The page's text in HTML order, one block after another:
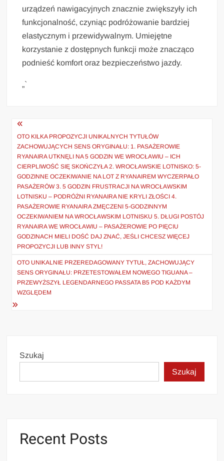
urządzeń nawigacyjnych znacznie zwiększyły ich
funkcjonalność, czyniąc podróżowanie bardziej
elastycznym i przewidywalnym. Umiejętne
korzystanie z dostępnych funkcji może znacząco
podnieść komfort oraz bezpieczeństwo jazdy.
„`
Nawigacja
wpisu
OTO KILKA PROPOZYCJI UNIKALNYCH TYTUŁÓW
ZACHOWUJĄCYCH SENS ORYGINAŁU: 1. PASAŻEROWIE
RYANAIRA UTKNĘLI NA 5 GODZIN WE WROCŁAWIU – ICH
CIERPLIWOŚĆ SIĘ SKOŃCZYŁA 2. WROCŁAWSKIE LOTNISKO: 5-
GODZINNE OCZEKIWANIE NA LOT Z RYANAIREM WYCZERPAŁO
PASAŻERÓW 3. 5 GODZIN FRUSTRACJI NA WROCŁAWSKIM
LOTNISKU – PODRÓŻNI RYANAIRA NIE KRYLI ZŁOŚCI 4.
PASAŻEROWIE RYANAIRA ZMĘCZENI 5-GODZINNYM
OCZEKIWANIEM NA WROCŁAWSKIM LOTNISKU 5. DŁUGI POSTÓJ
RYANAIRA WE WROCŁAWIU – PASAŻEROWIE PO PIĘCIU
GODZINACH MIELI DOŚĆ DAJ ZNAĆ, JEŚLI CHCESZ WIĘCEJ
PROPOZYCJI LUB INNY STYL!
OTO UNIKALNIE PRZEREDAGOWANY TYTUŁ, ZACHOWUJĄCY
SENS ORYGINAŁU: PRZETESTOWAŁEM NOWEGO TIGUANA –
PRZEWYŻSZYŁ LEGENDARNEGO PASSATA B5 POD KAŻDYM
WZGLĘDEM
Szukaj
Szukaj
Recent Posts